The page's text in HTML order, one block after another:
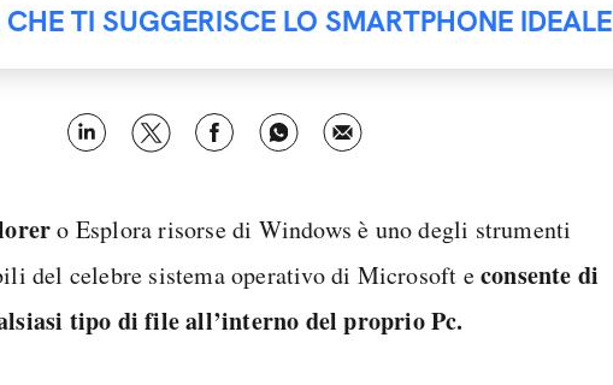
TI SUGGERISCE LO SMARTPHONE IDEALE
o Esplora risorse di Windows è uno degli strumenti
del celebre sistema operativo di Microsoft econsente di
tipo di file all’interno del proprio Pc.